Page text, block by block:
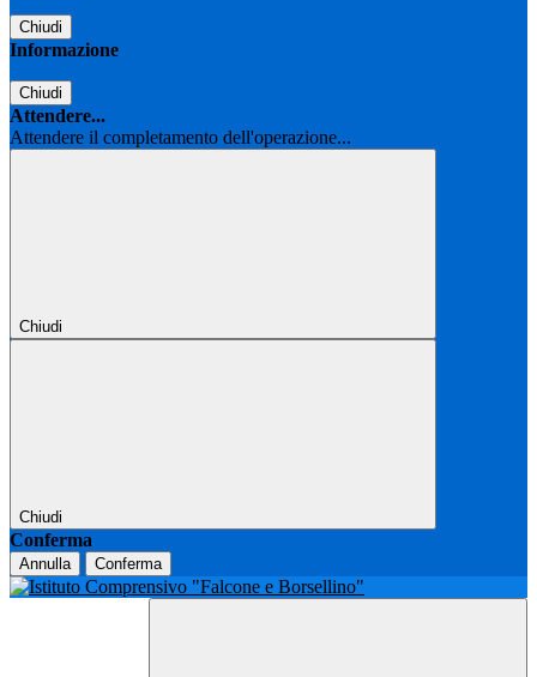
Chiudi
Informazione
Chiudi
Attendere...
Attendere il completamento dell'operazione...
Chiudi
Chiudi
Conferma
Annulla Conferma